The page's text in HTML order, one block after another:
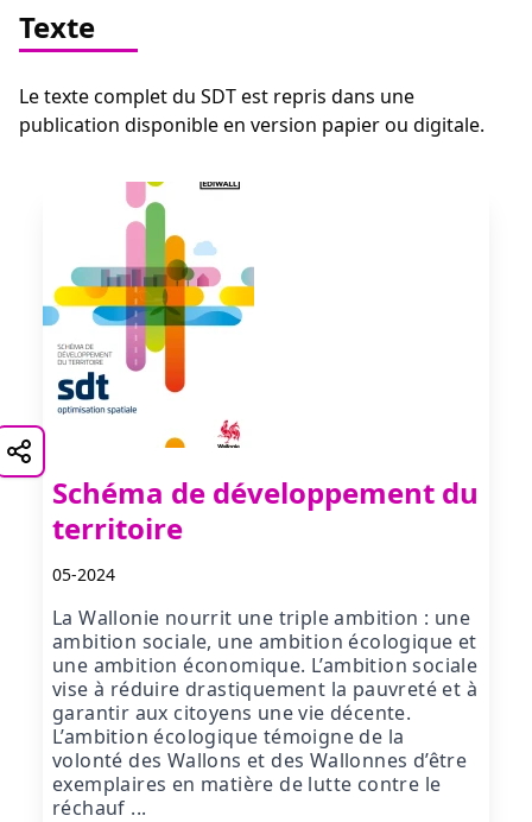
Texte
Le texte complet du SDT est repris dans une
publication disponible en version papier ou digitale.
Schéma de développement du
territoire
05-2024
La Wallonie nourrit une triple ambition : une
ambition sociale, une ambition écologique et
une ambition économique. L’ambition sociale
vise à réduire drastiquement la pauvreté et à
garantir aux citoyens une vie décente.
L’ambition écologique témoigne de la
volonté des Wallons et des Wallonnes d’être
exemplaires en matière de lutte contre le
réchauf ...